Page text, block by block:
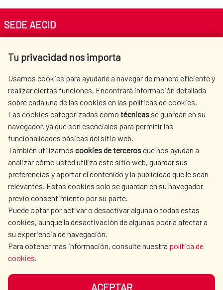
Tu privacidad nos importa
Usamos cookies para ayudarle a navegar de manera eficiente y
realizar ciertas funciones. Encontrará información detallada
sobre cada una de las cookies en las políticas de cookies.
Las cookies categorizadas como técnicas se guardan en su
navegador, ya que son esenciales para permitir las
funcionalidades básicas del sitio web.
También utilizamos cookies de tercerosque nos ayudan a
analizar cómo usted utiliza este sitio web, guardar sus
preferencias y aportar el contenido y la publicidad que le sean
relevantes. Estas cookies solo se guardan en su navegador
previo consentimiento por su parte.
Puede optar por activar o desactivar alguna o todas estas
cookies, aunque la desactivación de algunas podría afectar a
su experiencia de navegación.
Para obtener más información, consulte nuestra política de
cookies.
ACEPTAR
SEDE AECID
Tel. +34 900 20 30 54​​​​​​​
AECID
WHERE DO WE COOPERATE?
SPANISH HUMANITARIAN
ACTION
PRESS ROOM
CULTURE AND SCIENCE LIBRARY
OUR SOCIAL MEDIA